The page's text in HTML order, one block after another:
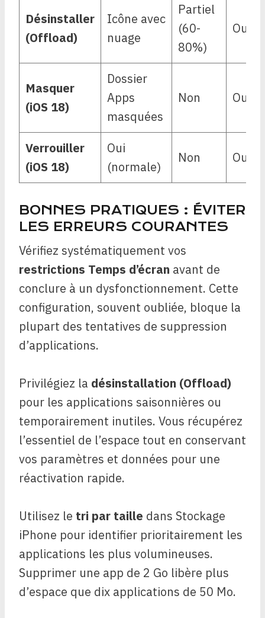
Désinstaller
(Offload)
Icône avec
nuage
Partiel
(60-
80%)
Oui
Masquer
(iOS 18)
Dossier
Apps
masquées
Non Oui
Verrouiller
(iOS 18)
Oui
(normale)
Non Oui
BONNES PRATIQUES : ÉVITER
LES ERREURS COURANTES
Vérifiez systématiquement vos
restrictions Temps d’écran avant de
conclure à un dysfonctionnement. Cette
configuration, souvent oubliée, bloque la
plupart des tentatives de suppression
d’applications.
Privilégiez la désinstallation (Offload)
pour les applications saisonnières ou
temporairement inutiles. Vous récupérez
l’essentiel de l’espace tout en conservant
vos paramètres et données pour une
réactivation rapide.
Utilisez le tri par taille dans Stockage
iPhone pour identifier prioritairement les
applications les plus volumineuses.
Supprimer une app de 2 Go libère plus
d’espace que dix applications de 50 Mo.